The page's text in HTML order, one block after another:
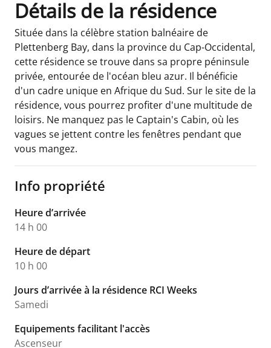
Détails de la résidence
Située dans la célèbre station balnéaire de
Plettenberg Bay, dans la province du Cap-Occidental,
cette résidence se trouve dans sa propre péninsule
privée, entourée de l'océan bleu azur. Il bénéficie
d'un cadre unique en Afrique du Sud. Sur le site de la
résidence, vous pourrez profiter d'une multitude de
loisirs. Ne manquez pas le Captain's Cabin, où les
vagues se jettent contre les fenêtres pendant que
vous mangez.
Info propriété
Heure d’arrivée
14 h 00
Heure de départ
10 h 00
Jours d’arrivée à la résidence RCI Weeks
Samedi
Equipements facilitant l'accès
Ascenseur